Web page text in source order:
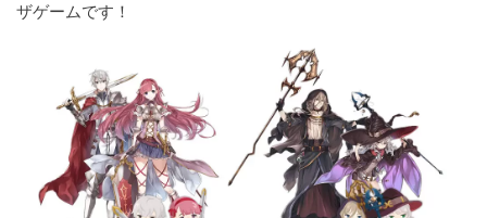
ザゲームです！